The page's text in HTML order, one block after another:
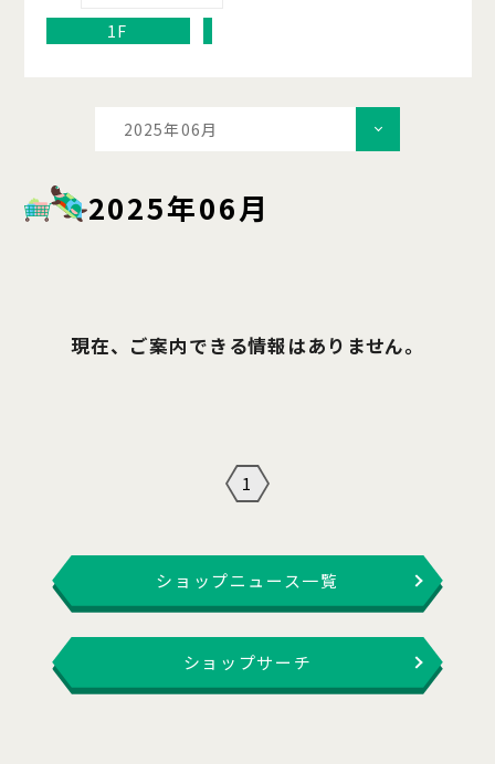
1F
2025年06月
2025年06月
現在、ご案内できる情報はありません。
1
ショップニュース一覧
ショップサーチ